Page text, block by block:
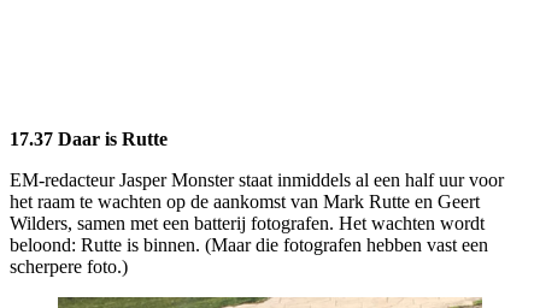
17.37 Daar is Rutte
EM-redacteur Jasper Monster staat inmiddels al een half uur voor
het raam te wachten op de aankomst van Mark Rutte en Geert
Wilders, samen met een batterij fotografen. Het wachten wordt
beloond: Rutte is binnen. (Maar die fotografen hebben vast een
scherpere foto.)